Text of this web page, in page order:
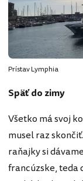
Prístav Lymphia
Späť do zimy
Všetko má svoj
musel raz
raňajky si
francúzske, teda